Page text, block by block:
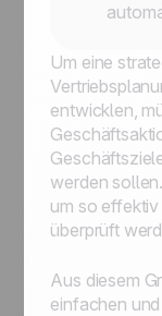
Um eine
entwicklen,
werden
um so
überprüft
Aus diesem
einfachen